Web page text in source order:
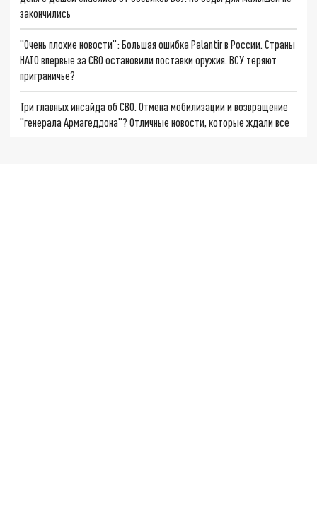
закончились
"Очень плохие новости": Большая ошибка Palantir в России. Страны
НАТО впервые за СВО остановили поставки оружия. ВСУ теряют
приграничье?
Три главных инсайда об СВО. Отмена мобилизации и возвращение
"генерала Армагеддона"? Отличные новости, которые ждали все